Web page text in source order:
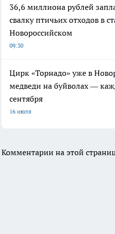
36,6 миллиона рублей
свалку птичьих отходов в
Новороссийском
09:30
Цирк «Торнадо» уже в
медведи на буйволах —
сентября
16 июля
Комментарии на этой